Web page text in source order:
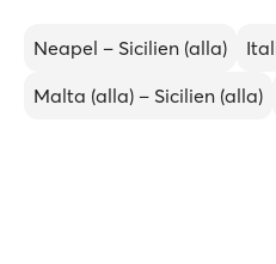
Neapel – Sicilien (alla)
Malta (alla) – Sicilien (alla)